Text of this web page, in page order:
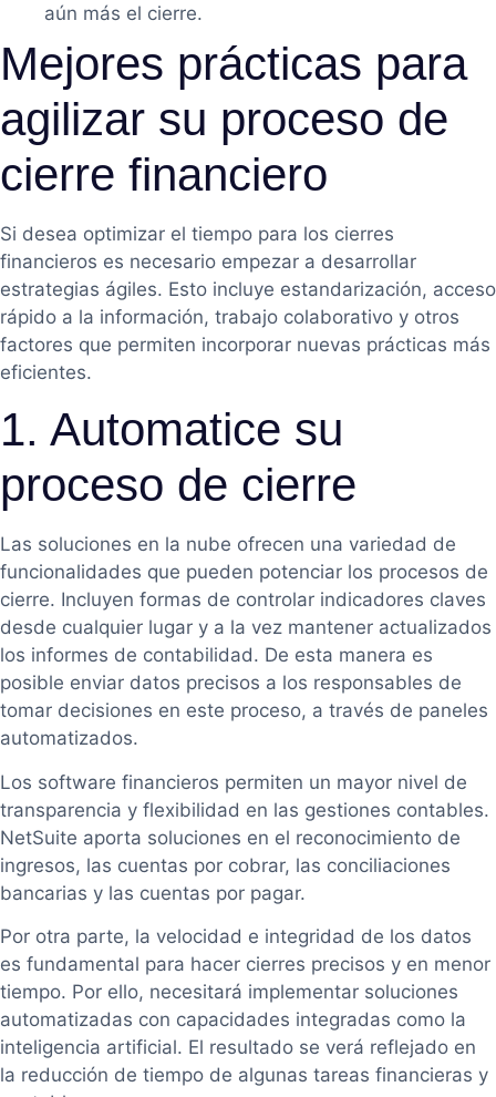
aún más el cierre.
Mejores prácticas para
agilizar su proceso de
cierre financiero
Si desea optimizar el tiempo para los cierres
financieros es necesario empezar a desarrollar
estrategias ágiles. Esto incluye estandarización, acceso
rápido a la información, trabajo colaborativo y otros
factores que permiten incorporar nuevas prácticas más
eficientes.
1. Automatice su
proceso de cierre
Las soluciones en la nube ofrecen una variedad de
funcionalidades que pueden potenciar los procesos de
cierre. Incluyen formas de controlar indicadores claves
desde cualquier lugar y a la vez mantener actualizados
los informes de contabilidad. De esta manera es
posible enviar datos precisos a los responsables de
tomar decisiones en este proceso, a través de paneles
automatizados.
Los software financieros permiten un mayor nivel de
transparencia y flexibilidad en las gestiones contables.
NetSuite aporta soluciones en el reconocimiento de
ingresos, las cuentas por cobrar, las conciliaciones
bancarias y las cuentas por pagar.
Por otra parte, la velocidad e integridad de los datos
es fundamental para hacer cierres precisos y en menor
tiempo. Por ello, necesitará implementar soluciones
automatizadas con capacidades integradas como la
inteligencia artificial. El resultado se verá reflejado en
la reducción de tiempo de algunas tareas financieras y